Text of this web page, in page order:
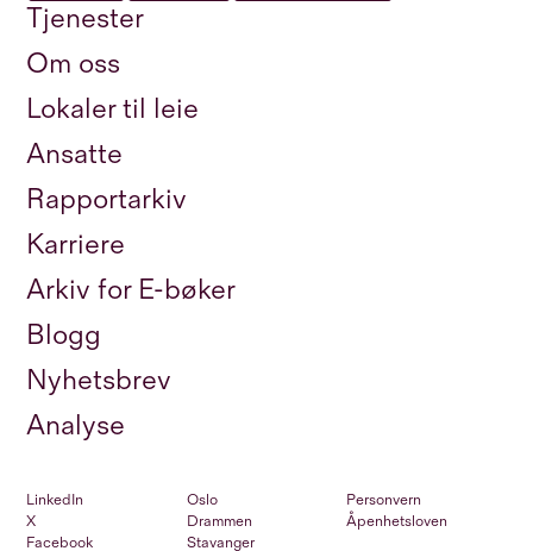
Tjenester
Om oss
Lokaler til leie
Ansatte
Rapportarkiv
Karriere
Arkiv for E-bøker
Blogg
Nyhetsbrev
Analyse
LinkedIn
X
Facebook
Oslo
Drammen
Stavanger
Personvern
Åpenhetsloven